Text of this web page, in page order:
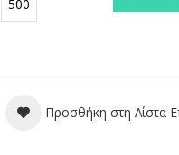
Προσθήκη στη Λίστα